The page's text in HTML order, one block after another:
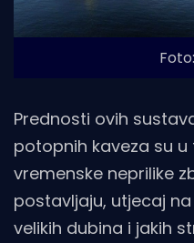
Prednosti ovih
potopnih kaveza su
vremenske neprilike
postavljaju, utjecaj
velikih dubina i jakih